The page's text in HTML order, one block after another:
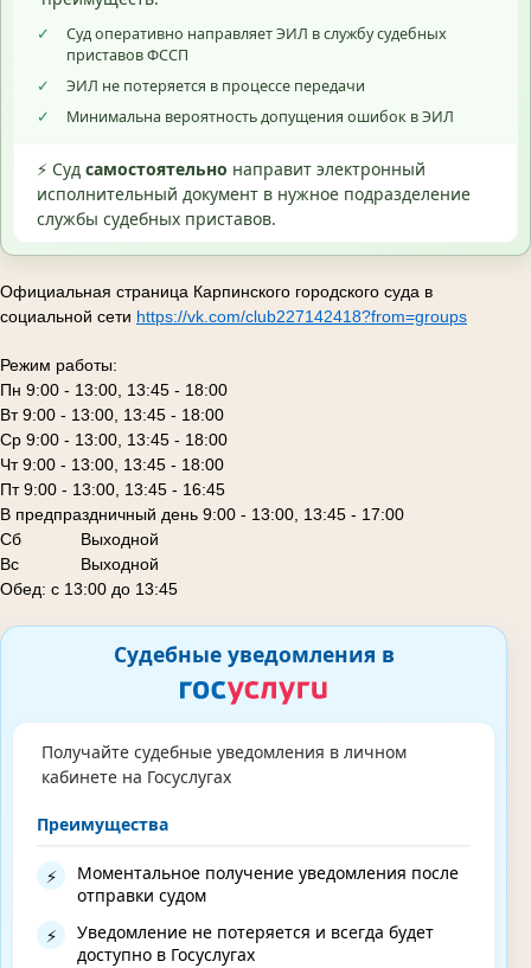
✓
Суд оперативно направляет ЭИЛ в службу судебных
приставов ФССП
✓
ЭИЛ не потеряется в процессе передачи
✓
Минимальна вероятность допущения ошибок в ЭИЛ
⚡ Суд самостоятельно направит электронный
исполнительный документ в нужное подразделение
службы судебных приставов.
Официальная страница Карпинского городского суда в
социальной сети https://vk.com/club227142418?from=groups
Режим работы:
Пн 9:00 - 13:00, 13:45 - 18:00
Вт 9:00 - 13:00, 13:45 - 18:00
Ср 9:00 - 13:00, 13:45 - 18:00
Чт 9:00 - 13:00, 13:45 - 18:00
Пт 9:00 - 13:00, 13:45 - 16:45
В предпраздничный день 9:00 - 13:00, 13:45 - 17:00
Сб
Выходной
Вс Выходной
Обед: с 13:00 до 13:45
Судебные уведомления в
Получайте судебные уведомления в личном
кабинете на Госуслугах
Преимущества
⚡
Моментальное получение уведомления после
отправки судом
⚡
Уведомление не потеряется и всегда будет
доступно в Госуслугах